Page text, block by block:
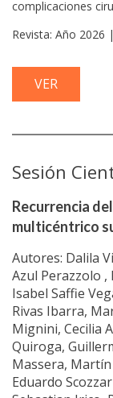
complicaciones
Revista: Año
VER
Sesión
Recurrencia
multicéntrico
Autores: Dalila
Azul Perazzolo ,
Isabel Saffie
Rivas Ibarra,
Mignini, Cecilia
Quiroga,
Massera,
Eduardo